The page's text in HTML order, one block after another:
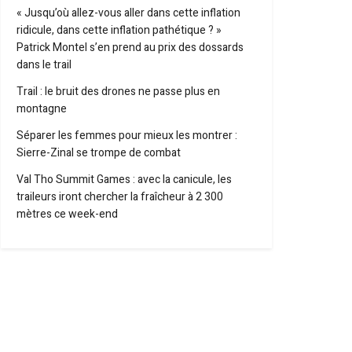
« Jusqu’où allez-vous aller dans cette inflation
ridicule, dans cette inflation pathétique ? »
Patrick Montel s’en prend au prix des dossards
dans le trail
Trail : le bruit des drones ne passe plus en
montagne
Séparer les femmes pour mieux les montrer :
Sierre-Zinal se trompe de combat
Val Tho Summit Games : avec la canicule, les
traileurs iront chercher la fraîcheur à 2 300
mètres ce week-end